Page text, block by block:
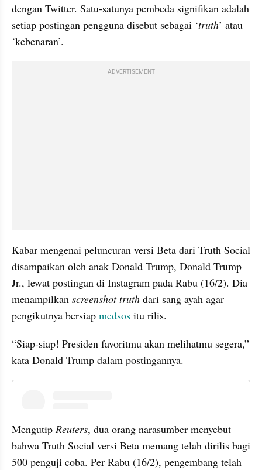
dengan Twitter. Satu-satunya pembeda signifikan adalah
setiap postingan pengguna disebut sebagai ‘truth’ atau
‘kebenaran’.
ADVERTISEMENT
Kabar mengenai peluncuran versi Beta dari Truth Social
disampaikan oleh anak Donald Trump, Donald Trump
Jr., lewat postingan di Instagram pada Rabu (16/2). Dia
menampilkan screenshot truth dari sang ayah agar
pengikutnya bersiap medsos itu rilis.
“Siap-siap! Presiden favoritmu akan melihatmu segera,”
kata Donald Trump dalam postingannya.
Mengutip Reuters, dua orang narasumber menyebut
bahwa Truth Social versi Beta memang telah dirilis bagi
500 penguji coba. Per Rabu (16/2), pengembang telah